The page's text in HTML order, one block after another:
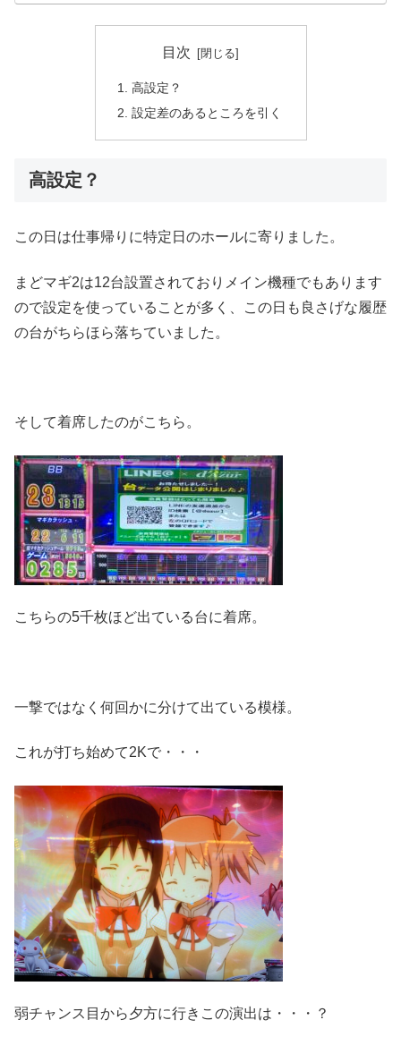
目次
高設定？
設定差のあるところを引く
高設定？
この日は仕事帰りに特定日のホールに寄りました。
まどマギ2は12台設置されておりメイン機種でもあります
ので設定を使っていることが多く、この日も良さげな履歴
の台がちらほら落ちていました。
そして着席したのがこちら。
こちらの5千枚ほど出ている台に着席。
一撃ではなく何回かに分けて出ている模様。
これが打ち始めて2Kで・・・
弱チャンス目から夕方に行きこの演出は・・・？